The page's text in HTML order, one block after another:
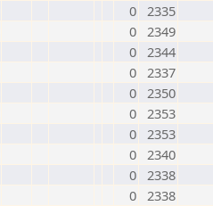
0 2335
0 2349
0 2344
0 2337
0 2350
0 2353
0 2353
0 2340
0 2338
0 2338